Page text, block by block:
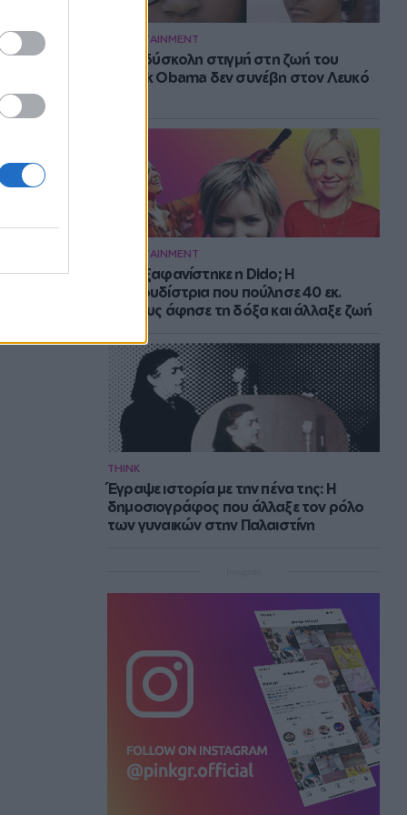
ENTERTAINMENT
Η πιο δύσκολη στιγμή στη ζωή του
Barack Obama δεν συνέβη στον Λευκό
ENTERTAINMENT
Πού εξαφανίστηκε η Dido; Η
τραγουδίστρια που πούλησε 40 εκ.
δίσκους άφησε τη δόξα και άλλαξε ζωή
THINK
Έγραψε ιστορία με την πένα της: Η
δημοσιογράφος που άλλαξε τον ρόλο
των γυναικών στην Παλαιστίνη